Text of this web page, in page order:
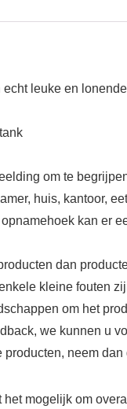
leuke en
om te
huis, kantoor,
kan er
dan
kleine fouten
om het
we kunnen u
neem
mogelijk om